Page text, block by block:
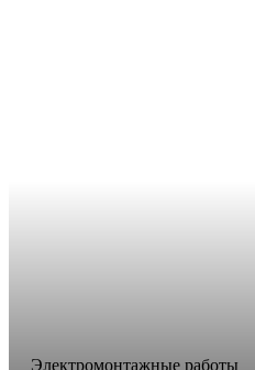
Электромонтажные работы